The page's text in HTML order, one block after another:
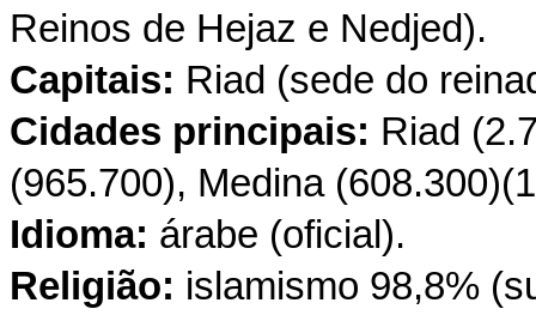
Reinos de Hejaz e Nedjed).
Capitais: Riad (sede do
Cidades principais: Riad
(965.700), Medina
Idioma: árabe (oficial).
Religião: islamismo 98,8%